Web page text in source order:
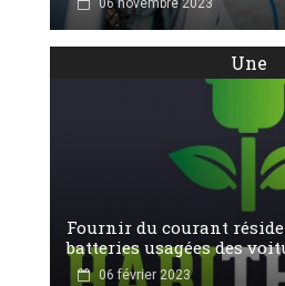
Une
Fournir du courant
batteries usagées des
06 février 2023